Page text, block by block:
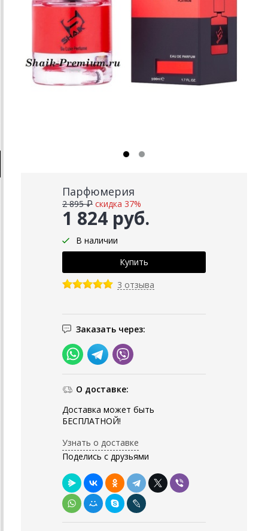
Парфюмерия
1 824 руб.
2 895 ₽ скидка 37%
В наличии
3 отзыва
Заказать через:
О доставке:
Доставка может быть
БЕСПЛАТНОЙ!
Узнать о доставке
Поделись с друзьями